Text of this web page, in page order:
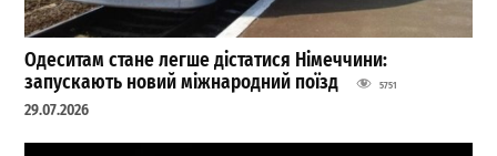
Одеситам стане легше дістатися Німеччини:
запускають новий міжнародний поїзд
5751
29.07.2026